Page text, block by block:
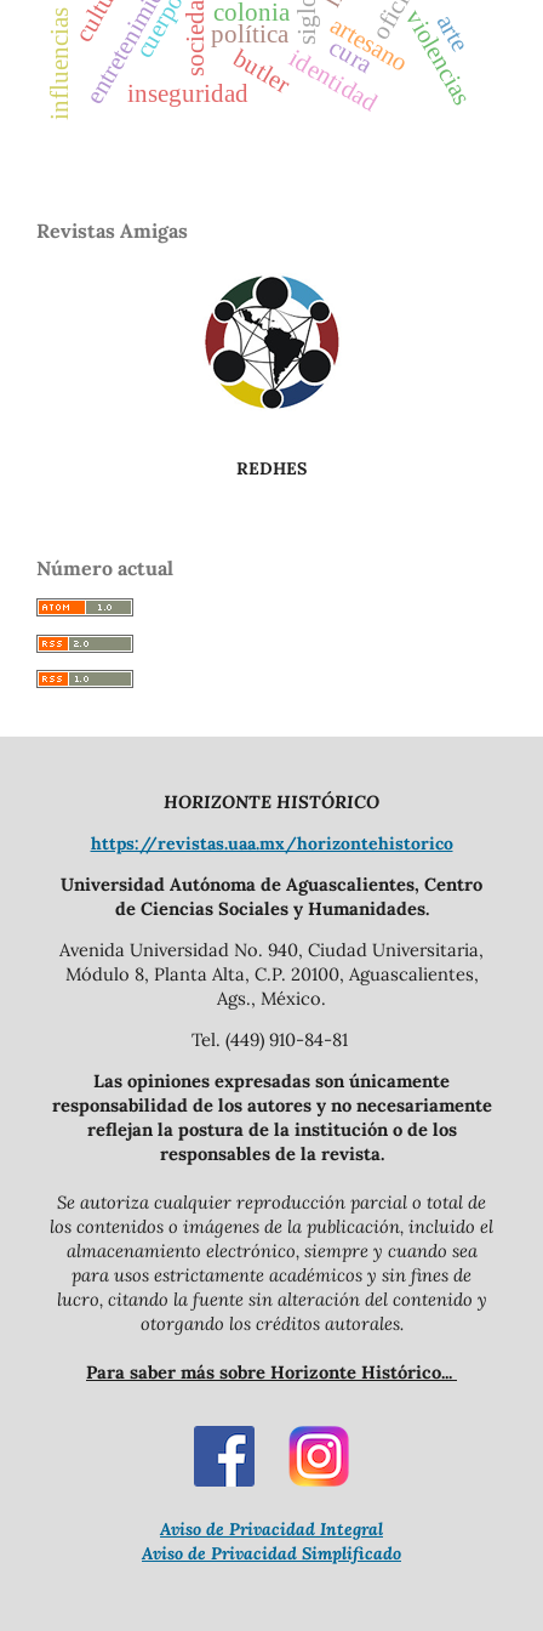
artesano
colonia
sociedad política
inseguridad
entretenimiento cura
butleridentidad violencias
cuerpo
influencias arte
Revistas Amigas
REDHES
Número actual
HORIZONTE HISTÓRICO
https://revistas.uaa.mx/horizontehistorico
Universidad Autónoma de Aguascalientes, Centro
de Ciencias Sociales y Humanidades.
Avenida Universidad No. 940, Ciudad Universitaria,
Módulo 8, Planta Alta, C.P. 20100, Aguascalientes,
Ags., México.
Tel. (449) 910-84-81
Las opiniones expresadas son únicamente
responsabilidad de los autores y no necesariamente
reflejan la postura de la institución o de los
responsables de la revista.
Se autoriza cualquier reproducción parcial o total de
los contenidos o imágenes de la publicación, incluido el
almacenamiento electrónico, siempre y cuando sea
para usos estrictamente académicos y sin fines de
lucro, citando la fuente sin alteración del contenido y
otorgando los créditos autorales.
Para saber más sobre Horizonte Histórico...
Aviso de Privacidad Integral
Aviso de Privacidad Simplificado